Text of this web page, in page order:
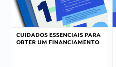
CUIDADOS ESSENCIAIS PARA
OBTER UM FINANCIAMENTO